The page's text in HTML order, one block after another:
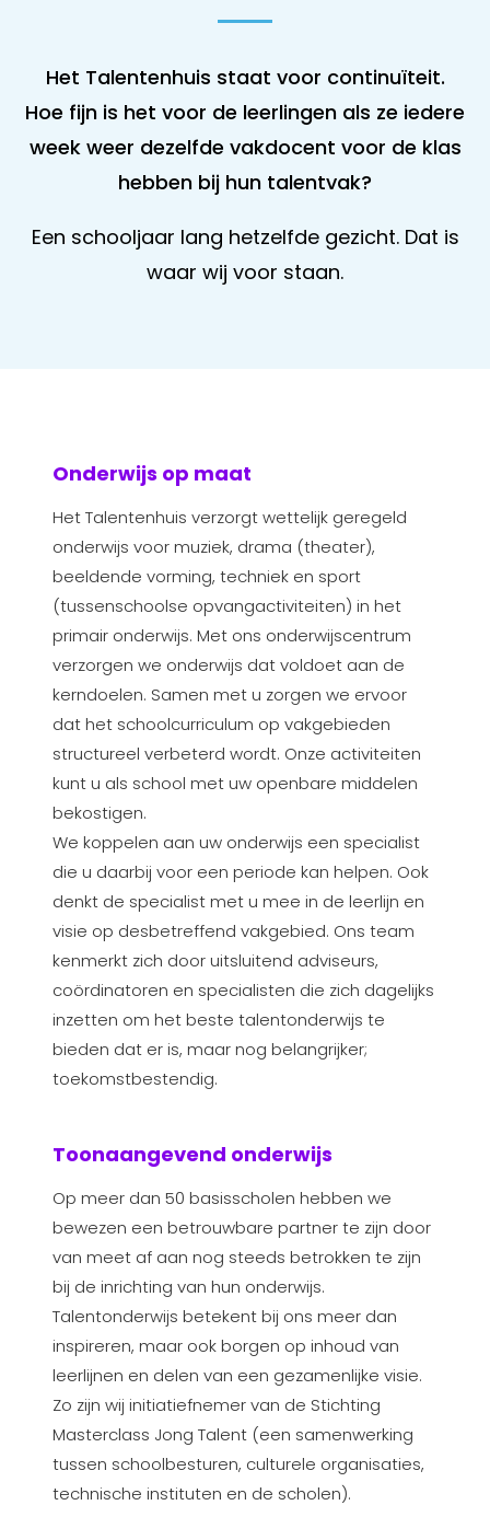
Het Talentenhuis staat voor continuïteit.
Hoe fijn is het voor de leerlingen als ze iedere
week weer dezelfde vakdocent voor de klas
hebben bij hun talentvak?
Een schooljaar lang hetzelfde gezicht. Dat is
waar wij voor staan.
Onderwijs op maat
Het Talentenhuis verzorgt wettelijk geregeld
onderwijs voor muziek, drama (theater),
beeldende vorming, techniek en sport
(tussenschoolse opvangactiviteiten) in het
primair onderwijs. Met ons onderwijscentrum
verzorgen we onderwijs dat voldoet aan de
kerndoelen. Samen met u zorgen we ervoor
dat het schoolcurriculum op vakgebieden
structureel verbeterd wordt. Onze activiteiten
kunt u als school met uw openbare middelen
bekostigen.
We koppelen aan uw onderwijs een specialist
die u daarbij voor een periode kan helpen. Ook
denkt de specialist met u mee in de leerlijn en
visie op desbetreffend vakgebied. Ons team
kenmerkt zich door uitsluitend adviseurs,
coördinatoren en specialisten die zich dagelijks
inzetten om het beste talentonderwijs te
bieden dat er is, maar nog belangrijker;
toekomstbestendig.
Toonaangevend onderwijs
Op meer dan 50 basisscholen hebben we
bewezen een betrouwbare partner te zijn door
van meet af aan nog steeds betrokken te zijn
bij de inrichting van hun onderwijs.
Talentonderwijs betekent bij ons meer dan
inspireren, maar ook borgen op inhoud van
leerlijnen en delen van een gezamenlijke visie.
Zo zijn wij initiatiefnemer van de Stichting
Masterclass Jong Talent (een samenwerking
tussen schoolbesturen, culturele organisaties,
technische instituten en de scholen).